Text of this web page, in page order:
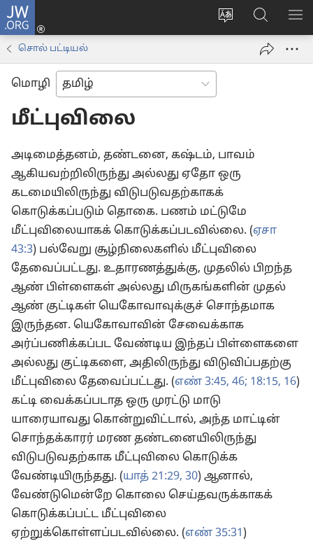
JW.ORG
மொழியை
மாற்றவும்
உள்நுழைக
window)
JW.ORG-
ல்
தேடவும்
சொல் பட்டியல்
மொழி
மீட்புவிலை
அடிமைத்தனம், தண்டனை, கஷ்டம், பாவம்
ஆகியவற்றிலிருந்து அல்லது ஏதோ ஒரு
கடமையிலிருந்து விடுபடுவதற்காகக்
கொடுக்கப்படும் தொகை. பணம் மட்டுமே
மீட்புவிலையாகக் கொடுக்கப்படவில்லை. (ஏசா
43:3) பல்வேறு சூழ்நிலைகளில் மீட்புவிலை
தேவைப்பட்டது. உதாரணத்துக்கு, முதலில் பிறந்த
ஆண் பிள்ளைகள் அல்லது மிருகங்களின் முதல்
ஆண் குட்டிகள் யெகோவாவுக்குச் சொந்தமாக
இருந்தன. யெகோவாவின் சேவைக்காக
அர்ப்பணிக்கப்பட வேண்டிய இந்தப் பிள்ளைகளை
அல்லது குட்டிகளை, அதிலிருந்து விடுவிப்பதற்கு
மீட்புவிலை தேவைப்பட்டது. (எண் 3:45, 46; 18:15, 16)
கட்டி வைக்கப்படாத ஒரு முரட்டு மாடு
யாரையாவது கொன்றுவிட்டால், அந்த மாட்டின்
சொந்தக்காரர் மரண தண்டனையிலிருந்து
விடுபடுவதற்காக மீட்புவிலை கொடுக்க
வேண்டியிருந்தது. (யாத் 21:29, 30) ஆனால்,
வேண்டுமென்றே கொலை செய்தவருக்காகக்
கொடுக்கப்பட்ட மீட்புவிலை
ஏற்றுக்கொள்ளப்படவில்லை. (எண் 35:31 )